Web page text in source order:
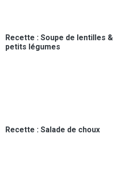
Recette : Soupe de lentilles &
petits légumes
Recette : Salade de choux